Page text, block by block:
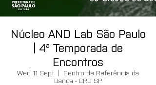
Núcleo AND Lab São Paulo
| 4ª Temporada de
Encontros
Wed 11 Sept
  |
Centro de Referência da
Dança - CRD SP